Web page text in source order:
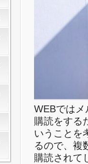
WEBでは
購読をする
いうことを
るので、複
購読されて